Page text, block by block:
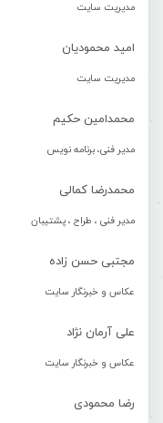
مدیریت سایت
امید محمودیان
مدیریت سایت
محمدامین حکیم
مدیر فنی، برنامه نویس
محمدرضا کمالی
مدیر فنی ، طراح ، پشتیبان
مجتبی حسن زاده
عکاس و خبرنگار سایت
علی آرمان نژاد
عکاس و خبرنگار سایت
رضا محمودی